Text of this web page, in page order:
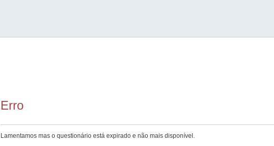
Erro
Lamentamos mas o questionário está expirado e não mais disponível.